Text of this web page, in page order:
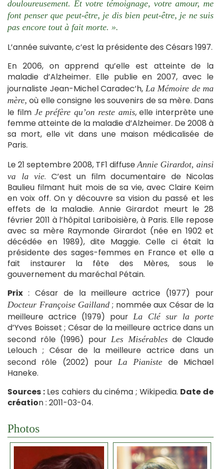
douloureusement. Et votre témoignage, votre amour, me
font penser que peut-être, je dis bien peut-être, je ne suis
pas encore tout à fait morte. ».
L’année suivante, c’est la présidente des Césars 1997.
En 2006, on apprend qu’elle est atteinte de la
maladie d’Alzheimer. Elle publie en 2007, avec le
journaliste Jean-Michel Caradec’h, La Mémoire de ma
mère, où elle consigne les souvenirs de sa mère. Dans
le film Je préfère qu’on reste amis, elle interprète une
femme atteinte de la maladie d’Alzheimer. De 2008 à
sa mort, elle vit dans une maison médicalisée de
Paris.
Le 21 septembre 2008, TF1 diffuseAnnie Girardot, ainsi
va la vie. C’est un film documentaire de Nicolas
Baulieu filmant huit mois de sa vie, avec Claire Keim
en voix off. On y découvre sa vision du passé et les
effets de la maladie. Annie Girardot meurt le 28
février 2011 à l’hôpital Lariboisière, à Paris. Elle repose
avec sa mère Raymonde Girardot (née en 1902 et
décédée en 1989), dite Maggie. Celle ci était la
présidente des sages-femmes en France et elle a
fait instaurer la fête des Mères, sous le
gouvernement du maréchal Pétain.
Prix : César de la meilleure actrice (1977) pour
Docteur Françoise Gailland ; nommée aux César de la
meilleure actrice (1979) pour La Clé sur la porte
d’Yves Boisset ; César de la meilleure actrice dans un
second rôle (1996) pour Les Misérables de Claude
Lelouch ; César de la meilleure actrice dans un
second rôle (2002) pourLa Pianiste de Michael
Haneke.
Sources :Les cahiers du cinéma ; Wikipedia. Date de
création : 2011-03-04.
Photos